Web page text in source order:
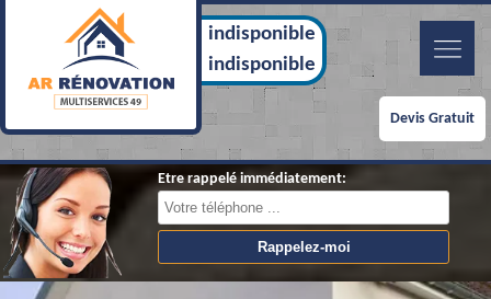
indisponible
indisponible
Devis Gratuit
Etre rappelé immédiatement: